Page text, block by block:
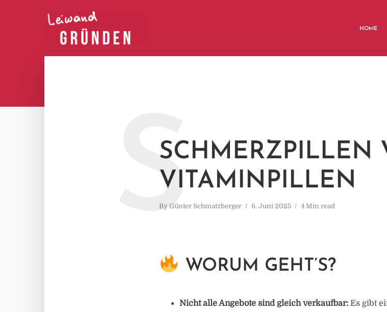
HOME
SCHMERZPILLEN
VITAMINPILLEN
By Günter Schmatzberger 6. Juni 2025 4 Min read
S
WORUM GEHT’S?
Nicht alle Angebote sind gleich verkaufbar: Es gibt